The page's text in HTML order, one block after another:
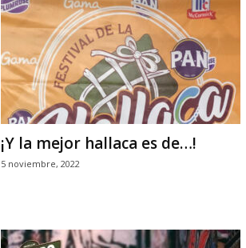
¡Y la mejor hallaca es de…!
5 noviembre, 2022